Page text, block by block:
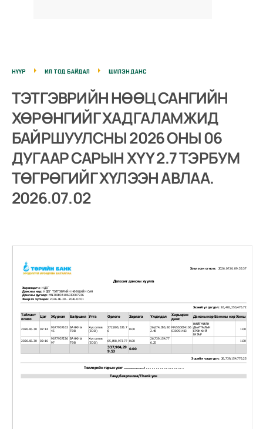
НҮҮР ИЛ ТОД БАЙДАЛ ШИЛЭН ДАНС
ТЭТГЭВРИЙН НӨӨЦ САНГИЙН
ХӨРӨНГИЙГ ХАДГАЛАМЖИД
БАЙРШУУЛСНЫ 2026 ОНЫ 06
ДУГААР САРЫН ХҮҮ 2.7 ТЭРБУМ
ТӨГРӨГИЙГ ХҮЛЭЭН АВЛАА.
2026.07.02